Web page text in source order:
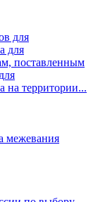
для
для
поставленным
на территории...
межевания